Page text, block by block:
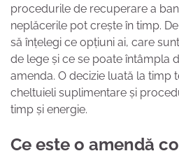
procedurile de recuperare a
neplăcerile pot crește în timp.
să înțelegi ce opțiuni ai, care
de lege și ce se poate întâmpla
amenda. O decizie luată la timp
cheltuieli suplimentare și
timp și energie.
Ce este o amendă